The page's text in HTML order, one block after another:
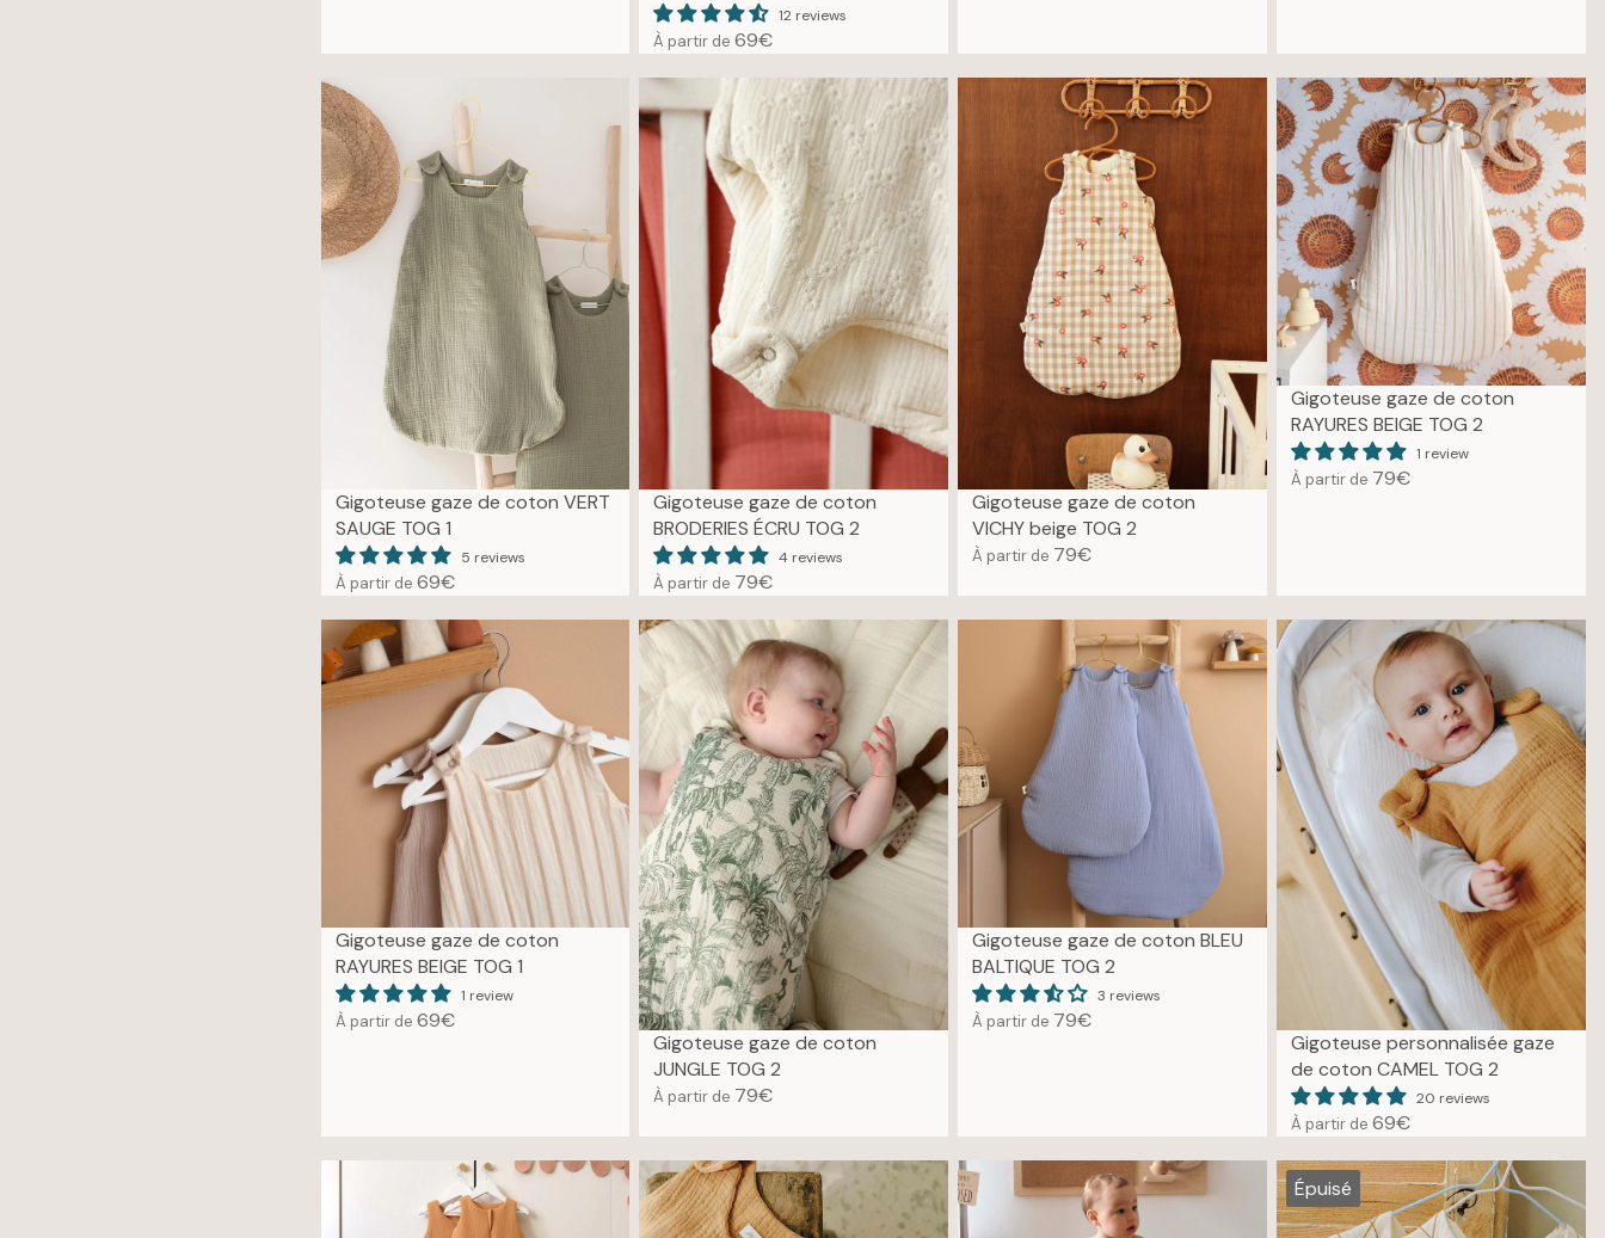
R
I
C
E
6
9
€
12 reviews
À partir deR
E
G
L
A
R
P
R
E
6
9
69€
A
R
I
C
E
6
9
€
A
R
P
R
I
C
E
7
9
€
Gigoteuse gaze de coton VERT
SAUGE TOG 1
5 reviews
À partir de R
E
R
P
R
C
9
€
69€
Gigoteuse gaze de coton
BRODERIES ÉCRU TOG 2
4 reviews
À partir de R
E
G
U
A
R
P
R
I
C
E
7
9
€
79€
Gigoteuse gaze de coton
VICHY beige TOG 2
À partir de R
G
A
R
P
E
€
79€
Gigoteuse gaze de coton
RAYURES BEIGE TOG 2
1 review
À partir de R
A
P
R
7
79€
Gigoteuse gaze de coton
RAYURES BEIGE TOG 1
1 review
À partir de R
P
69€
Gigoteuse gaze de coton
JUNGLE TOG 2
À partir de R
G
U
L
79€
Gigoteuse gaze de coton BLEU
BALTIQUE TOG 2
3 reviews
À partir de R
A
R
79€
Gigoteuse personnalisée gaze
de coton CAMEL TOG 2
20 reviews
À partir de R
E
G
U
69€
Épuisé